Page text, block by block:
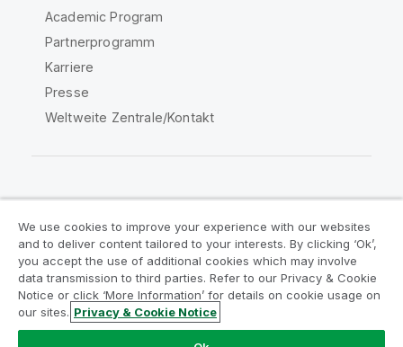
Academic Program
Partnerprogramm
Karriere
Presse
Weltweite Zentrale/Kontakt
Rechtliche Vereinbarungen
Produktbedingungen
Legal Policies
Legal Policies
Benutzungsbedingungen
Marken
Do Not Share My Info
We use cookies to improve your experience with our websites
and to deliver content tailored to your interests. By clicking ‘Ok’,
you accept the use of additional cookies which may involve
data transmission to third parties. Refer to our Privacy & Cookie
Notice or click ‘More Information’ for details on cookie usage on
our sites. Privacy & Cookie Notice